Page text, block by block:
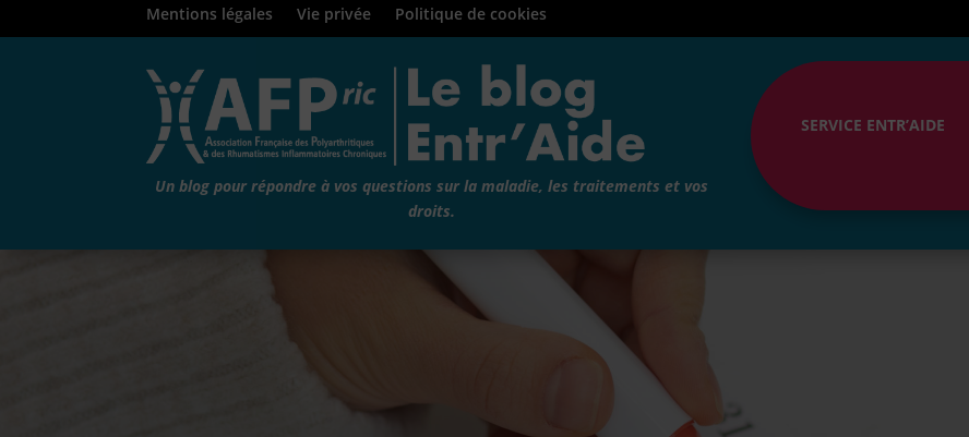
Mentions légales Vie privée Politique de cookies
Un blog pour répondre à vos questions sur la maladie, les traitements et vos
droits.
SERVICE ENTR’AIDE